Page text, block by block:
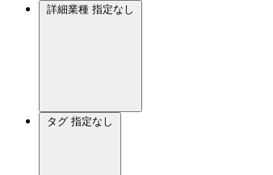
詳細業種 指定なし
タグ 指定なし